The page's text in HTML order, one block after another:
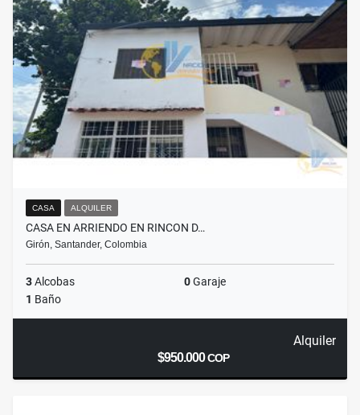
CASA ALQUILER
CASA EN ARRIENDO EN RINCON D…
Girón, Santander, Colombia
3Alcobas 0Garaje
1 Baño
Alquiler
$950.000COP